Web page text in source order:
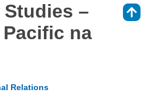
–
na
Relations